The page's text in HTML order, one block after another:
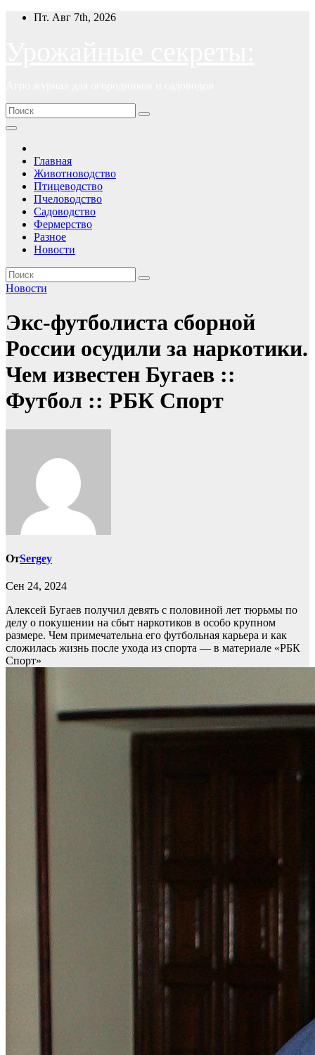
ПерейтиПт. Авг 7th, 2026
Главная
Животноводство
Птицеводство
Пчеловодство
Садоводство
Фермерство
Разное
Новости
Новости
Экс-футболиста сборной
России осудили за наркотики.
Чем известен Бугаев ::
Футбол :: РБК Спорт
ОтSergey
Сен 24, 2024
Алексей Бугаев получил девять с половиной лет тюрьмы по
делу о покушении на сбыт наркотиков в особо крупном
размере. Чем примечательна его футбольная карьера и как
сложилась жизнь после ухода из спорта — в материале «РБК
Спорт»